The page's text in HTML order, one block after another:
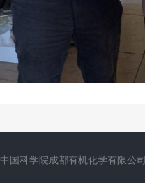
中国科学院成都有机化学有限公司